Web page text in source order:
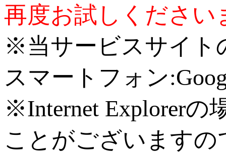
再度お試しくださ
※当サービスサイト
スマートフォン
※Internet Explorerの
ことがございますの